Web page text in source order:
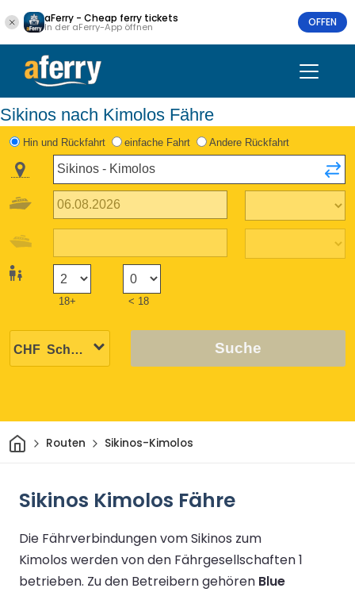
aFerry - Cheap ferry tickets
In der aFerry-App öffnen OFFEN
Sikinos nach Kimolos Fähre
Hin und Rückfahrt einfache Fahrt Andere Rückfahrt
18+ < 18
Suche
HeimRouten Sikinos-Kimolos
Sikinos Kimolos Fähre
Die Fährverbindungen vom Sikinos zum
Kimolos werden von den Fährgesellschaften 1
betrieben. Zu den Betreibern gehören Blue